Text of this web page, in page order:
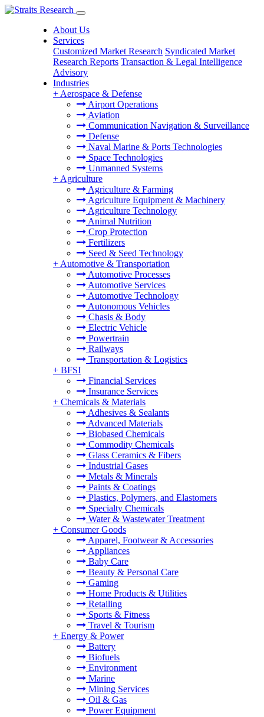
About Us
Services
Customized Market Research Syndicated Market
Research Reports Transaction & Legal Intelligence
Advisory
Industries
+ Aerospace & Defense
Airport Operations
Aviation
Communication Navigation & Surveillance
Defense
Naval Marine & Ports Technologies
Space Technologies
Unmanned Systems
+ Agriculture
Agriculture & Farming
Agriculture Equipment & Machinery
Agriculture Technology
Animal Nutrition
Crop Protection
Fertilizers
Seed & Seed Technology
+ Automotive & Transportation
Automotive Processes
Automotive Services
Automotive Technology
Autonomous Vehicles
Chasis & Body
Electric Vehicle
Powertrain
Railways
Transportation & Logistics
+ BFSI
Financial Services
Insurance Services
+ Chemicals & Materials
Adhesives & Sealants
Advanced Materials
Biobased Chemicals
Commodity Chemicals
Glass Ceramics & Fibers
Industrial Gases
Metals & Minerals
Paints & Coatings
Plastics, Polymers, and Elastomers
Specialty Chemicals
Water & Wastewater Treatment
+ Consumer Goods
Apparel, Footwear & Accessories
Appliances
Baby Care
Beauty & Personal Care
Gaming
Home Products & Utilities
Retailing
Sports & Fitness
Travel & Tourism
+ Energy & Power
Battery
Biofuels
Environment
Marine
Mining Services
Oil & Gas
Power Equipment